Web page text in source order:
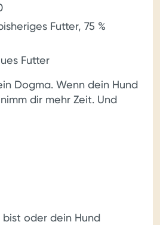
Futter, 75 %
Futter
Dogma. Wenn dein Hund
dir mehr Zeit. Und
oder dein Hund